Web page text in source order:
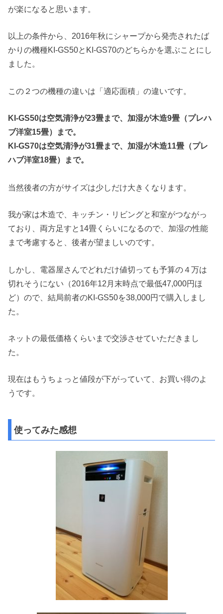
が楽になると思います。
以上の条件から、 2016年秋にシャープから発売されたば
かりの機種KI-GS50とKI-GS70のどちらかを選ぶことにし
ました。
この２つの機種の違いは「適応面積」の違いです。
KI-GS50は空気清浄が23畳まで、加湿が木造9畳（プレハ
ブ洋室15畳）まで。
KI-GS70は空気清浄が31畳まで、加湿が木造11畳（プレ
ハブ洋室18畳）まで。
当然後者の方がサイズは少しだけ大きくなります。
我が家は木造で、キッチン・リビングと和室がつながっ
ており、 両方足すと14畳くらいになるので、加湿の性能
まで考慮すると、後者が望ましいのです。
しかし、 電器屋さんでどれだけ値切っても予算の４万は
切れそうにない（2016年12月末時点で最低47,000円ほ
ど）ので、結局前者のKI-GS50を38,000円で購入しまし
た。
ネットの最低価格くらいまで交渉させていただきまし
た。
現在はもうちょっと値段が下がっていて、お買い得のよ
うです。
使ってみた感想